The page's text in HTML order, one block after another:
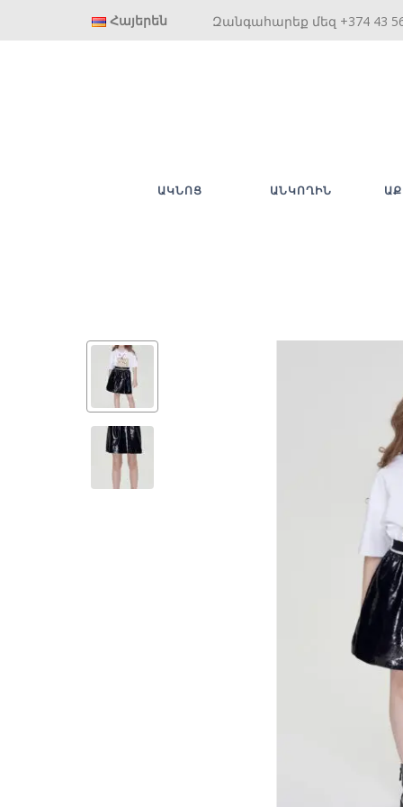
Հայերեն Զանգահարեք մեզ +374 43
ԱԿՆՈՑ ԱՆԿՈՂԻՆ